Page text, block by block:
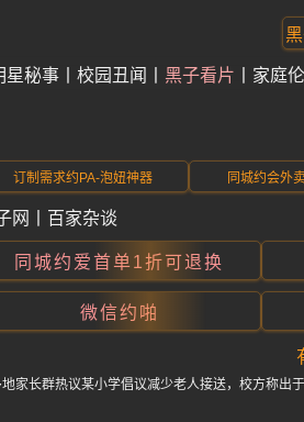
星秘事 校园丑闻 黑子看片 家庭
订制需求约PA-泡妞神器 同城约会外
网 百家杂谈
同城约爱首单1折可退换
微信约啪
地家长群热议某小学倡议减少老人接送，校方称出